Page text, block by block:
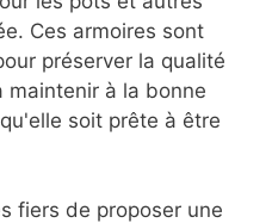
Ces armoires sont
préserver la qualité
maintenir à la bonne
soit prête à être
fiers de proposer une